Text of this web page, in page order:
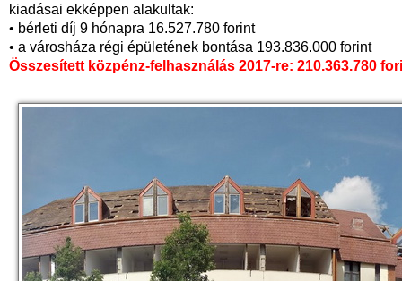
kiadásai ekképpen alakultak:
• bérleti díj 9 hónapra 16.527.780 forint
• a városháza régi épületének bontása 193.836.000 forint
Összesített közpénz-felhasználás 2017-re: 210.363.780